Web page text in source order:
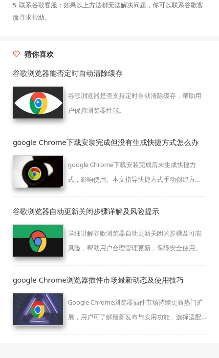
5. 联系谷歌客服：如果以上方法都无法解决问题，你可以联系谷歌客
服寻求帮助。
猜你喜欢
谷歌浏览器能否定时自动清除缓存
谷歌浏览器是否支持定时自动清除缓存，帮助用
户保持浏览器性能。
google Chrome下载安装完成但没有生成快捷方式怎么办
google Chrome下载安装完成后未生成快捷方
式，影响使用。本文指导快捷方式手动创建方
谷歌浏览器自动更新关闭步骤详解及风险提示
详细讲解谷歌浏览器自动更新关闭的步骤及可能
风险，帮助用户合理管理更新，保障安全使用。
google Chrome浏览器插件市场最新动态及使用技巧
Google Chrome浏览器插件市场持续更新热门扩
展，用户可了解最新发布与实用功能，选择适配